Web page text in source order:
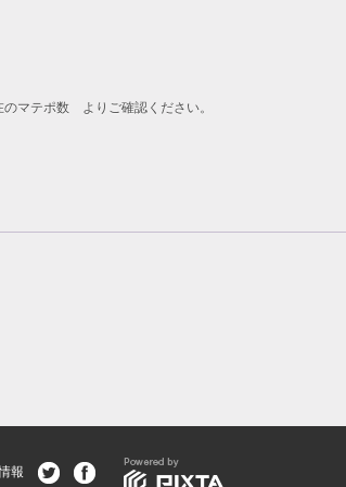
マテポ数 よりご確認ください。
報